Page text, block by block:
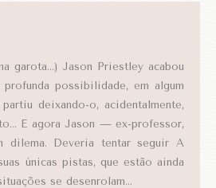
garota...) Jason Priestley acabou
possibilidade, em algum
deixando-o, acidentalmente,
E agora Jason — ex-professor,
dilema. Deveria tentar seguir A
únicas pistas, que estão ainda
se desenrolam...